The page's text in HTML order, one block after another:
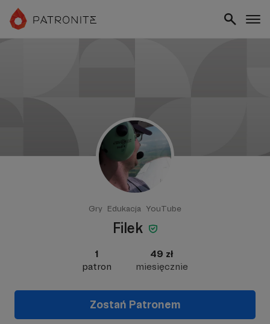
Gry Edukacja YouTube
Filek
1
patron
49 zł
miesięcznie
Zostań Patronem